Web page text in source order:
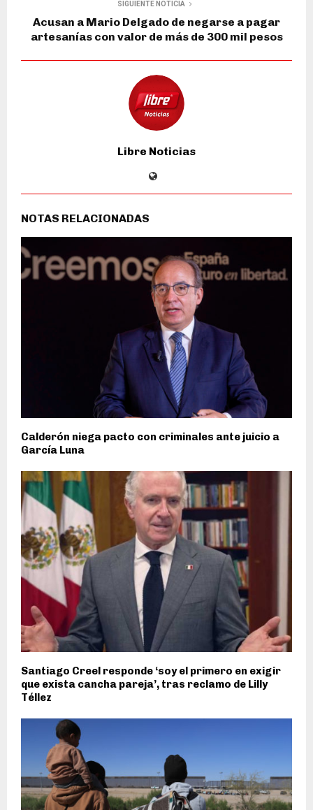
SIGUIENTE NOTICIA
Acusan a Mario Delgado de negarse a pagar
artesanías con valor de más de 300 mil pesos
Libre Noticias
NOTAS RELACIONADAS
Calderón niega pacto con criminales ante juicio a
García Luna
Santiago Creel responde ‘soy el primero en exigir
que exista cancha pareja’, tras reclamo de Lilly
Téllez